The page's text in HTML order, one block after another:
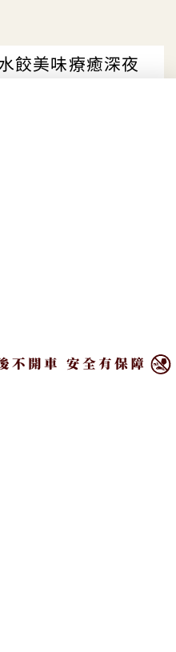
餃美味療癒深夜